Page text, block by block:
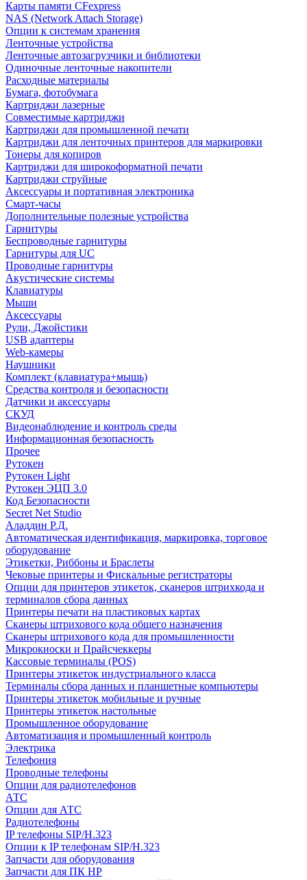
Карты памяти CFexpress
NAS (Network Attach Storage)
Опции к системам хранения
Ленточные устройства
Ленточные автозагрузчики и библиотеки
Одиночные ленточные накопители
Расходные материалы
Бумага, фотобумага
Картриджи лазерные
Совместимые картриджи
Картриджи для промышленной печати
Картриджи для ленточных принтеров для маркировки
Тонеры для копиров
Картриджи для широкоформатной печати
Картриджи струйные
Аксессуары и портативная электроника
Смарт-часы
Дополнительные полезные устройства
Гарнитуры
Беспроводные гарнитуры
Гарнитуры для UC
Проводные гарнитуры
Акустические системы
Клавиатуры
Мыши
Аксессуары
Рули, Джойстики
USB адаптеры
Web-камеры
Наушники
Комплект (клавиатура+мышь)
Средства контроля и безопасности
Датчики и аксессуары
СКУД
Видеонаблюдение и контроль среды
Информационная безопасность
Прочее
Рутокен
Рутокен Light
Рутокен ЭЦП 3.0
Код Безопасности
Secret Net Studio
Аладдин Р.Д.
Автоматическая идентификация, маркировка, торговое
оборудование
Этикетки, Риббоны и Браслеты
Чековые принтеры и Фискальные регистраторы
Опции для принтеров этикеток, сканеров штрихкода и
терминалов сбора данных
Принтеры печати на пластиковых картах
Сканеры штрихового кода общего назначения
Сканеры штрихового кода для промышленности
Микрокиоски и Прайсчеккеры
Кассовые терминалы (POS)
Принтеры этикеток индустриального класса
Терминалы сбора данных и планшетные компьютеры
Принтеры этикеток мобильные и ручные
Принтеры этикеток настольные
Промышленное оборудование
Автоматизация и промышленный контроль
Электрика
Телефония
Проводные телефоны
Опции для радиотелефонов
АТС
Опции для АТС
Радиотелефоны
IP телефоны SIP/H.323
Опции к IP телефонам SIP/H.323
Запчасти для оборудования
Запчасти для ПК HP